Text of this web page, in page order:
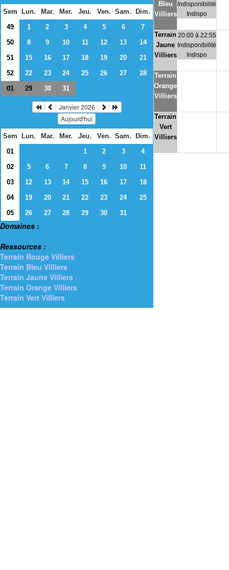
Sem Lun. Mar. Mer. Jeu. Ven. Sam.
Dim.
49
1 2 3 4 5 6
7
50
8 9 10 11 12 13
14
51
15 16 17 18 19 20
21
52
22 23 24 25 26 27
28
01
29 30 31
Janvier 2026
Aujourd'hui
Sem Lun. Mar. Mer. Jeu. Ven. Sam.
Dim.
01
1 2 3
4
02
5 6 7 8 9 10
11
03
12 13 14 15 16 17
18
04
19 20 21 22 23 24
25
05
26 27 28 29 30 31
Domaines :
Ressources :
Terrain Rouge Villiers
Terrain Bleu Villiers
Terrain Jaune Villiers
Terrain Orange Villiers
Terrain Vert Villiers
Bleu
Villiers
Indisponibilité
Indispo
Terrain
Jaune
Villiers
20:00 à 22:55
Indisponibilité
Indispo
Terrain
Orange
Villiers
Terrain
Vert
Villiers